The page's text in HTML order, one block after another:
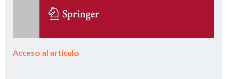
Acceso al artículo